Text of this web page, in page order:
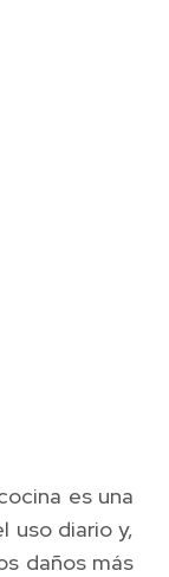
es una
uso diario y,
daños más